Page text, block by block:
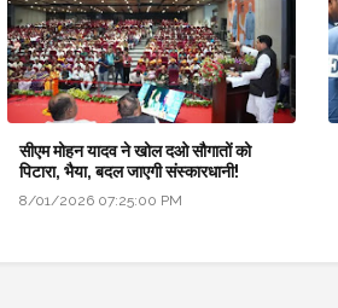
सीएम मोहन यादव ने खोल दओ सौगातों को
पिटारा, भैया, बदल जाएगी संस्कारधानी!
8/01/2026 07:25:00 PM